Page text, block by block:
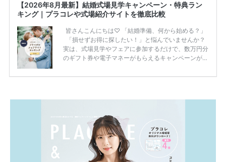
【2026年8月最新】結婚式場見学キャンペーン・特典ラン
キング｜プラコレや式場紹介サイトを徹底比較
皆さんこんにちは♡ 「結婚準備、何から始める？」
「損せずお得に探したい！」と悩んでいませんか？
実は、式場見学やフェアに参加するだけで、数万円分
のギフト券や電子マネーがもらえるキャンペーンがあ
ため、比較せずに選ぶと損をしてしまうことも……。
一番お得？」「プラコレの特典は？」といった疑問も
解決します。 まずは診断で候補を絞れる「ウェディ
ング診断」か、体験型 […]続きを読む